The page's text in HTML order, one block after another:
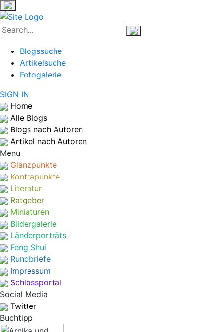
Blogssuche
Artikelsuche
Fotogalerie
SIGN IN
Home
Alle Blogs
Blogs nach Autoren
Artikel nach Autoren
Menu
Glanzpunkte
Kontrapunkte
Literatur
Ratgeber
Miniaturen
Bildergalerie
Länderporträts
Feng Shui
Rundbriefe
Impressum
Schlossportal
Social Media
Twitter
Buchtipp